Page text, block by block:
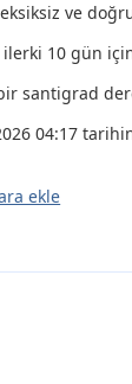
ve
10 gün
santigrad
04:17
ekle